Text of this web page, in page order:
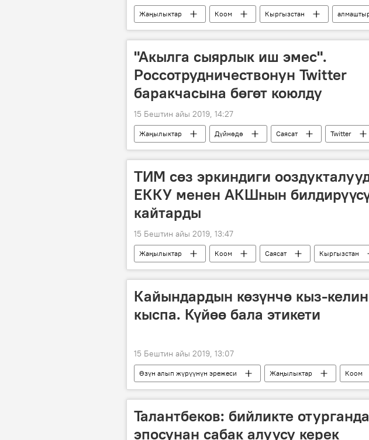
Жаңылыктар Коом Кыргызстан
айдоочу
каттоо
"Акылга сыярлык иш эмес".
Россотрудничествонун Twitter
баракчасына бөгөт коюлду
15 Бештин айы 2019, 14:27
Жаңылыктар Дүйнөдө Саясат Twitter
ТИМ сөз эркиндиги
ЕККУ менен АКШнын
кайтарды
15 Бештин айы 2019, 13:47
Жаңылыктар Коом Саясат Кыргызстан
сын
ЕККУ АКШ жооп сөз
Кайындардын көзүнчө кыз-
кыспа. Күйөө бала этикети
15 Бештин айы 2019, 13:07
Өзүн алып жүрүүнүн эрежеси Жаңылыктар Коом
күйөө бала
этикет кайын Маданият
Талантбеков: бийликте
эпосунан сабак алуусу керек